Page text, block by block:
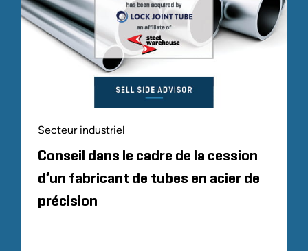
Secteur industriel
Conseil dans le cadre de la cession
d’un fabricant de tubes en acier de
précision